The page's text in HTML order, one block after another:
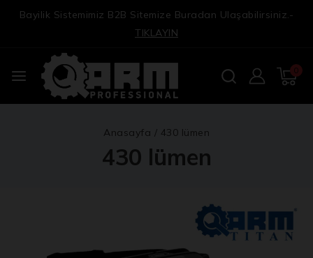
Bayilik Sistemimiz B2B Sitemize Buradan Ulaşabilirsiniz.-
TIKLAYIN
0
Anasayfa / 430 lümen
430 lümen